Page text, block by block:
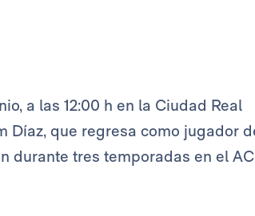
a las 12:00 h en la Ciudad Real
Díaz, que regresa como jugador
durante tres temporadas en el AC